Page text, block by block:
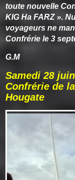
toute nouvelle
KIG Ha FARZ ».
voyageurs ne
Confrérie le 3
G.M
Samedi 28
Confrérie de
Hougate